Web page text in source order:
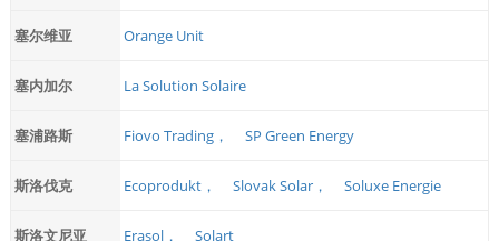
塞尔维亚 Orange Unit
塞内加尔 La Solution Solaire
塞浦路斯 Fiovo Trading， SP Green Energy
斯洛伐克 Ecoprodukt， Slovak Solar， Soluxe Energie
斯洛文尼亚 Erasol， Solart